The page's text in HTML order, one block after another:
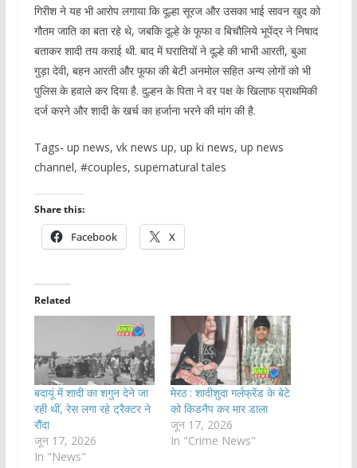
गिरीश ने यह भी आरोप लगाया कि दूल्हा सूरज और उसका भाई सावन खुद को
गौतम जाति का बता रहे थे, जबकि दूल्हे के फूफा व बिचौलिये भूपेंद्र ने निषाद
बताकर शादी तय कराई थी. बाद में घरातियों ने दूल्हे की भाभी आरती, बुआ
गुड़ा देवी, बहन आरती और फूफा की बेटी अनमोल सहित अन्य लोगों को भी
पुलिस के हवाले कर दिया है. दुल्हन के पिता ने वर पक्ष के खिलाफ प्राथमिकी
दर्ज करने और शादी के खर्च का हर्जाना भरने की मांग की है.
Tags- up news, vk news up, up ki news, up news
channel, #couples, supernatural tales
Share this:
Facebook X
Related
बदायूं में शादी का शगुन देने जा
रही थीं, रेस लगा रहे ट्रैक्टर ने
रौंदा
जून 17, 2026
In "News"
मेरठ : शादीशुदा गर्लफ्रेंड के बेटे
को किडनैप कर मार डाला
जून 17, 2026
In "Crime News"